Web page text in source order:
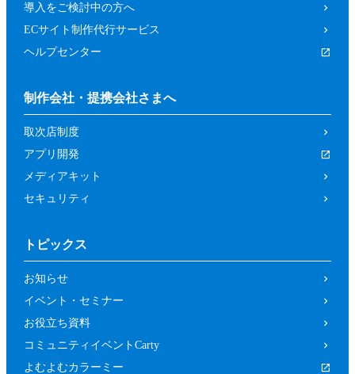
導入をご検討中の方へ
ECサイト制作代行サービス
ヘルプセンター
制作会社・提携会社さまへ
取次店制度
アプリ開発
メディアキット
セキュリティ
トピックス
お知らせ
イベント・セミナー
お役立ち資料
コミュニティイベントCarty
よむよむカラーミー